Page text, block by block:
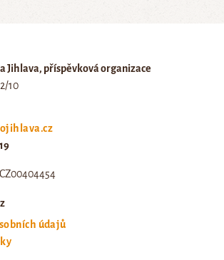
Jihlava, příspěvková organizace
10
údajů